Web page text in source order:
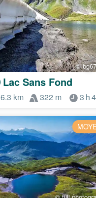
©
Lac Sans Fond
6.3 km 322 m 3 h